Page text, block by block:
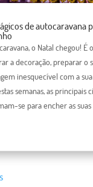
de autocaravana
o Natal chegou! É
a decoração, preparar o
inesquecível com a
semanas, as principais
se para encher as suas